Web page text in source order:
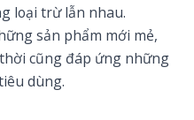
loại trừ lẫn nhau.
sản phẩm mới mẻ,
cũng đáp ứng những
dùng.